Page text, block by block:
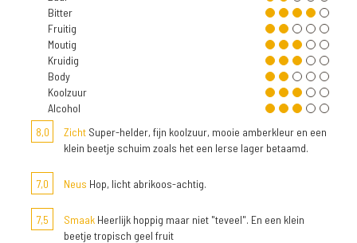
Bitter
Fruitig
Moutig
Kruidig
Body
Koolzuur
Alcohol
8,0
Zicht Super-helder, fijn koolzuur, mooie amberkleur en een
klein beetje schuim zoals het een Ierse lager betaamd.
7,0 Neus Hop, licht abrikoos-achtig.
7,5 Smaak Heerlijk hoppig maar niet "teveel". En een klein
beetje tropisch geel fruit